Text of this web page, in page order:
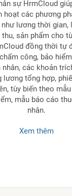
sự HrmCloud
hoạt các phương
lương thời gian,
sản phẩm cho
đồng thời tự
công, bảo
nhân, các khoản
lương tổng hợp,
tùy biến theo
mẫu báo cáo
nhân.
Xem thêm